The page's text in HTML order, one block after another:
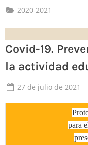
2020-2021
Covid-19.
la actividad
Posted
27 de julio de 2021
para